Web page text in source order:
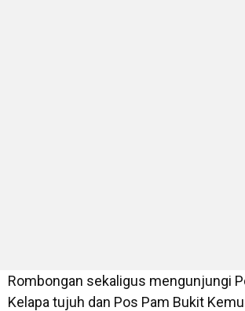
Rombongan sekaligus mengunjungi
Kelapa tujuh dan Pos Pam Bukit